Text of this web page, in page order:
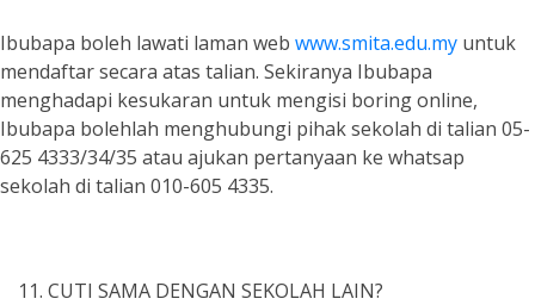
Ibubapa boleh lawati laman web www.smita.edu.my untuk
mendaftar secara atas talian. Sekiranya Ibubapa
menghadapi kesukaran untuk mengisi boring online,
Ibubapa bolehlah menghubungi pihak sekolah di talian 05-
625 4333/34/35 atau ajukan pertanyaan ke whatsap
sekolah di talian 010-605 4335.
CUTI SAMA DENGAN SEKOLAH LAIN?